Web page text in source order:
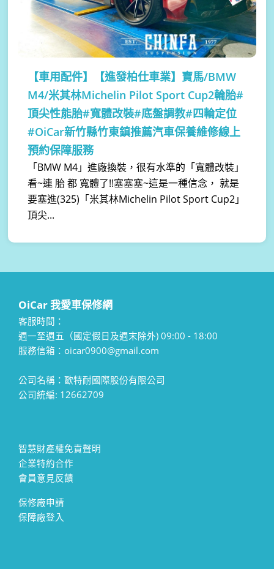
【車用配件】
【進發柏仕車業】寶馬/BMW
M4/米其林Michelin Pilot Sport Cup2輪胎#
頂尖性能胎#寬體改裝#底盤調教#四輪定位
#OiCar新竹縣竹東鎮推薦汽車保養維修線上
預約保障服務
「BMW M4」進廠換裝，很有水準的「寬體改裝」
看~連 胎 都 寬體了!!塞塞塞~這是一種信念， 就是
要塞進(325)「米其林Michelin Pilot Sport Cup2」
頂尖...
OiCar 我愛車保修網
客服時間：
週一至週五（國定假日及週末除外) 09:00 - 18:00
服務信箱：oicar0900@gmail.com
公司名稱：歐特耐國際股份有限公司
公司統編: 12662709
智慧財產權免責聲明
企業特約合作
會員意見反饋
保修廠申請
保障廠登入